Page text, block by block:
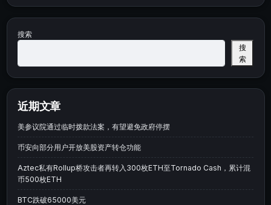
搜索
搜
索
近期文章
美参议院通过临时拨款法案，有望避免政府停摆
币安向部分用户开放美股资产转仓功能
Aztec私有Rollup桥攻击者再转入300枚ETH至Tornado Cash，累计混
币500枚ETH
BTC跌破65000美元